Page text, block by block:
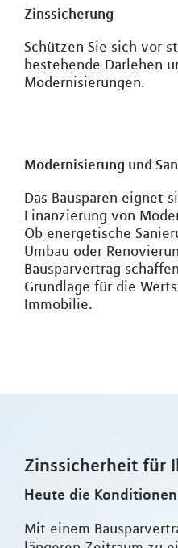
Zinssicherung
Schützen Sie sich vor
bestehende Darlehen
Modernisierungen.
Modernisierung und
Das Bausparen eignet
Finanzierung von
Ob energetische
Umbau oder
Bausparvertrag
Grundlage für die
Immobilie.
Zinssicherheit für
Heute die
Mit einem